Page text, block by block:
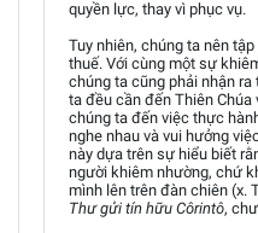
quyền lực, thay vì phục vụ.
Tuy nhiên, chúng ta nên
thuế. Với cùng một sự
chúng ta cũng phải nhận
ta đều cần đến Thiên Chúa
chúng ta đến việc thực
nghe nhau và vui hưởng
này dựa trên sự hiểu biết
người khiêm nhường, chứ
mình lên trên đàn chiên (x.
Thư gửi tín hữu Côrintô,